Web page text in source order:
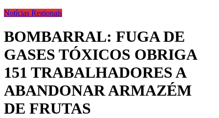
Notícias Regionais
BOMBARRAL: FUGA DE
GASES TÓXICOS OBRIGA
151 TRABALHADORES A
ABANDONAR ARMAZÉM
DE FRUTAS